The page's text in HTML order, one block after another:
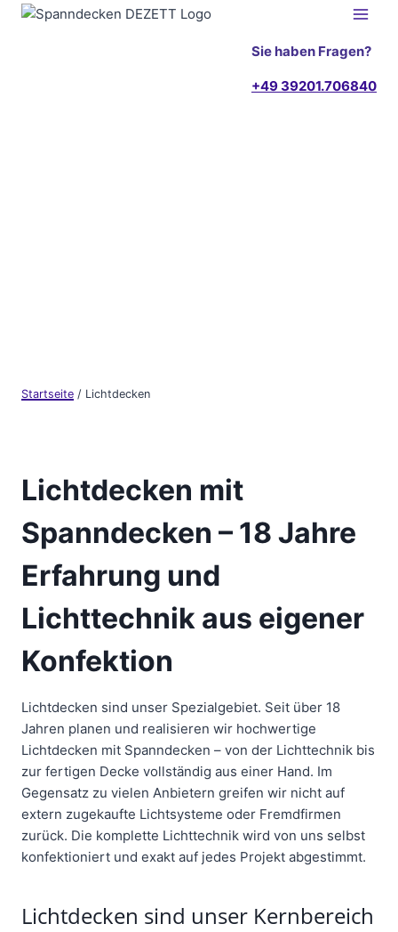
Zum
Sie haben Fragen?
+49 39201.706840
Startseite / Lichtdecken
Lichtdecken mit
Spanndecken – 18 Jahre
Erfahrung und
Lichttechnik aus eigener
Konfektion
Lichtdecken sind unser Spezialgebiet. Seit über 18
Jahren planen und realisieren wir hochwertige
Lichtdecken mit Spanndecken – von der Lichttechnik bis
zur fertigen Decke vollständig aus einer Hand. Im
Gegensatz zu vielen Anbietern greifen wir nicht auf
extern zugekaufte Lichtsysteme oder Fremdfirmen
zurück. Die komplette Lichttechnik wird von uns selbst
konfektioniert und exakt auf jedes Projekt abgestimmt.
Lichtdecken sind unser Kernbereich